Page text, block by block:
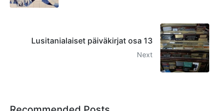
Lusitanialaiset päiväkirjat osa 13
Next